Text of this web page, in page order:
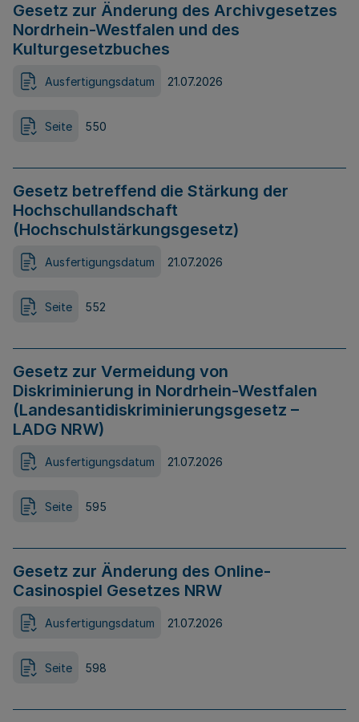
Gesetz zur Änderung des Archivgesetzes
Nordrhein-Westfalen und des
Kulturgesetzbuches
Ausfertigungsdatum 21.07.2026
Seite 550
Gesetz betreffend die Stärkung der
Hochschullandschaft
(Hochschulstärkungsgesetz)
Ausfertigungsdatum 21.07.2026
Seite 552
Gesetz zur Vermeidung von
Diskriminierung in Nordrhein-Westfalen
(Landesantidiskriminierungsgesetz –
LADG NRW)
Ausfertigungsdatum 21.07.2026
Seite 595
Gesetz zur Änderung des Online-
Casinospiel Gesetzes NRW
Ausfertigungsdatum 21.07.2026
Seite 598